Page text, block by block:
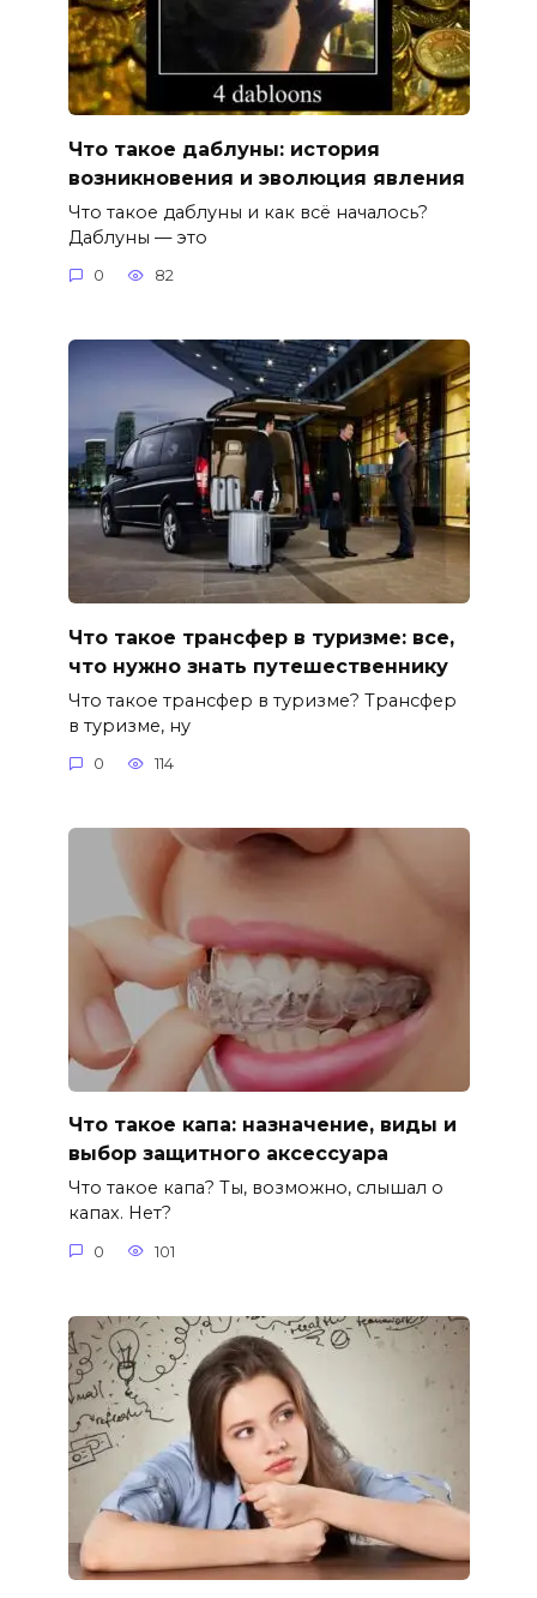
Что такое даблуны: история
возникновения и эволюция явления
Что такое даблуны и как всё началось?
Даблуны — это
0 82
Что такое трансфер в туризме: все,
что нужно знать путешественнику
Что такое трансфер в туризме? Трансфер
в туризме, ну
0 114
Что такое капа: назначение, виды и
выбор защитного аксессуара
Что такое капа? Ты, возможно, слышал о
капах. Нет?
0 101